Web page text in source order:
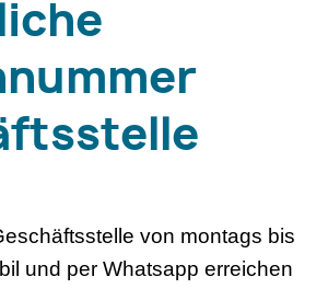
von montags bis
und per Whatsapp erreichen